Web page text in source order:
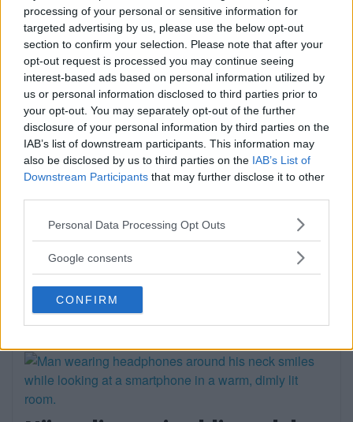
processing of your personal or sensitive information for
targeted advertising by us, please use the below opt-out
section to confirm your selection. Please note that after your
opt-out request is processed you may continue seeing
interest-based ads based on personal information utilized by
us or personal information disclosed to third parties prior to
your opt-out. You may separately opt-out of the further
disclosure of your personal information by third parties on the
IAB’s list of downstream participants. This information may
also be disclosed by us to third parties on the IAB’s List of
Downstream Participants that may further disclose it to other
Please note that this website/app uses one or more Google
not limited to your visit or usage behaviour. You may click to
use your data for below specified purposes in below Google
consent section.
Personal Data Processing Opt Outs
Google consents
CONFIRM
Publicerad 09:51, 6 augusti 2026
Alice, 17, sätter upp egen
musikal – här är de största
utmaningarna
Alice Stenberg är 17 år och har skrivit, […]
Publicerad 16:16, 5 augusti 2026
Bilist körde på vuxen och barn
på cykel
På måndagskvällen blev två personer som
färdades på […]